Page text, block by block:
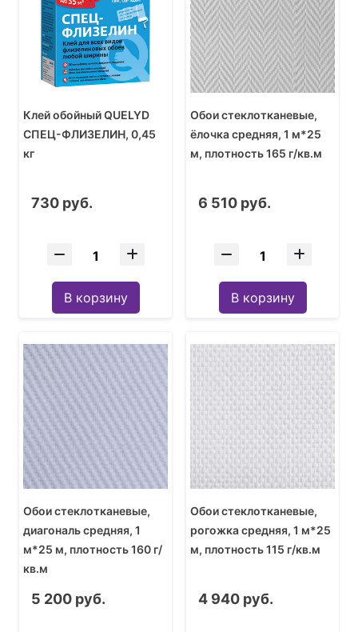
Клей обойный QUELYD
СПЕЦ-ФЛИЗЕЛИН, 0,45
кг
730 руб.
В корзину
Обои стеклотканевые,
ёлочка средняя, 1 м*25
м, плотность 165 г/кв.м
6 510 руб.
В корзину
Обои стеклотканевые,
диагональ средняя, 1
м*25 м, плотность 160 г/
кв.м
5 200 руб.
Обои стеклотканевые,
рогожка средняя, 1 м*25
м, плотность 115 г/кв.м
4 940 руб.